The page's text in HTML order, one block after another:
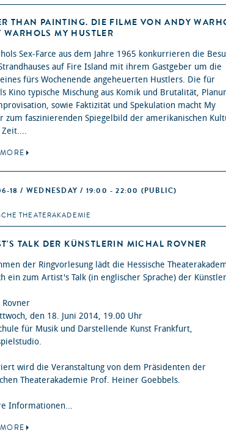
THAN PAINTING. DIE FILME VON ANDY
WARHOLS MY HUSTLER
Sex-Farce aus dem Jahre 1965 konkurrieren die
auf Fire Island mit ihrem Gastgeber um die
fürs Wochenende angeheuerten Hustlers. Die für
Kino typische Mischung aus Komik und Brutalität,
sowie Faktizität und Spekulation macht My
zum faszinierenden Spiegelbild der amerikanischen
18 / WEDNESDAY / 19:00 - 22:00 (PUBLIC)
THEATERAKADEMIE
TALK DER KÜNSTLERIN MICHAL ROVNER
der Ringvorlesung lädt die Hessische
ein zum Artist's Talk (in englischer Sprache) der
Rovner
den 18. Juni 2014, 19.00 Uhr
für Musik und Darstellende Kunst Frankfurt,
wird die Veranstaltung von dem Präsidenten der
Theaterakademie Prof. Heiner Goebbels.
Informationen...